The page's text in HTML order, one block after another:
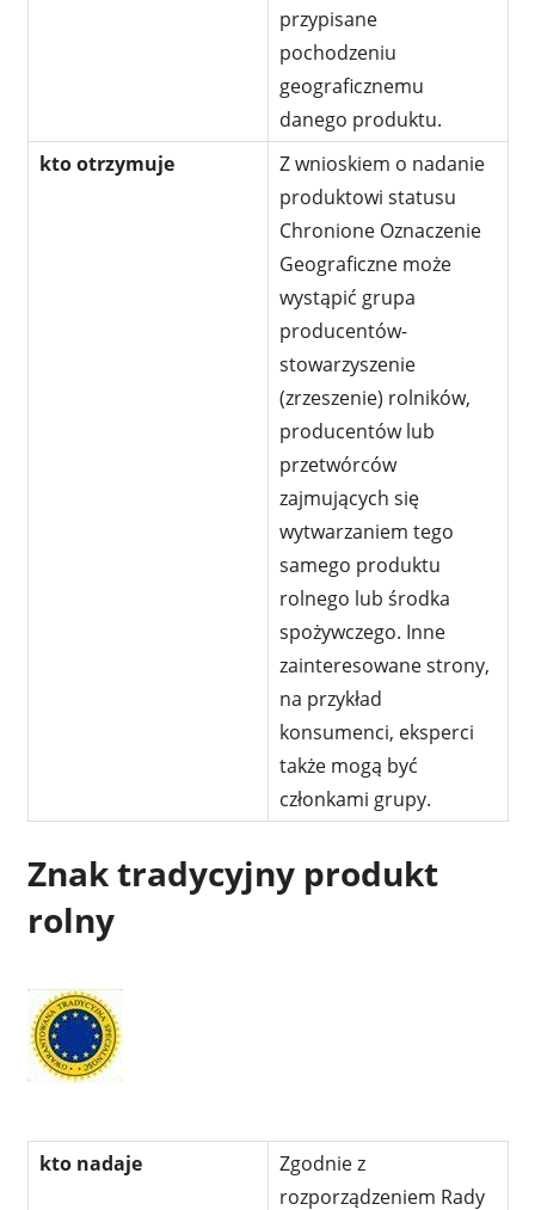
przypisane
pochodzeniu
geograficznemu
danego produktu.
kto otrzymuje
Z wnioskiem o nadanie
produktowi statusu
Chronione Oznaczenie
Geograficzne może
wystąpić grupa
producentów-
stowarzyszenie
(zrzeszenie) rolników,
producentów lub
przetwórców
zajmujących się
wytwarzaniem tego
samego produktu
rolnego lub środka
spożywczego. Inne
zainteresowane strony,
na przykład
konsumenci, eksperci
także mogą być
członkami grupy.
Znak tradycyjny produkt
rolny
kto nadaje
Zgodnie z
rozporządzeniem Rady